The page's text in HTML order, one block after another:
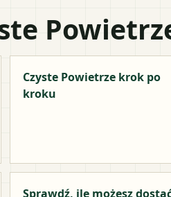
Czyste Powietrze krok po
kroku
Sprawdź, ile możesz